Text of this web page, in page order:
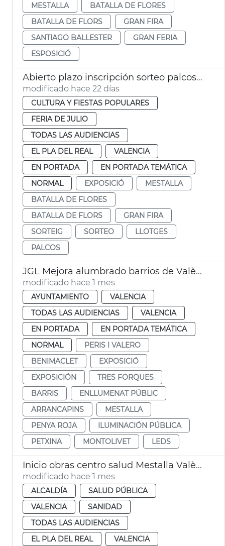
MESTALLA
BATALLA DE FLORES
BATALLA DE FLORS
GRAN FIRA
SANTIAGO BALLESTER
GRAN FERIA
ESPOSICIÓ
Abierto plazo inscripción sorteo palcos Batalla de Flores València
modificado hace 22 días
CULTURA Y FIESTAS POPULARES
FERIA DE JULIO
TODAS LAS AUDIENCIAS
EL PLA DEL REAL
VALENCIA
EN PORTADA
EN PORTADA TEMÁTICA
NORMAL
EXPOSICIÓ
MESTALLA
BATALLA DE FLORES
BATALLA DE FLORS
GRAN FIRA
SORTEIG
SORTEO
LLOTGES
PALCOS
JGL Mejora alumbrado barrios de València
modificado hace 1 mes
AYUNTAMIENTO
VALENCIA
TODAS LAS AUDIENCIAS
VALENCIA
EN PORTADA
EN PORTADA TEMÁTICA
NORMAL
PERIS I VALERO
BENIMACLET
EXPOSICIÓ
EXPOSICIÓN
TRES FORQUES
BARRIS
ENLLUMENAT PÚBLIC
ARRANCAPINS
MESTALLA
PENYA ROJA
ILUMINACIÓN PÚBLICA
PETXINA
MONTOLIVET LEDS
Inicio obras centro salud Mestalla València
modificado hace 1 mes
ALCALDÍA
SALUD PÚBLICA
VALENCIA
SANIDAD
TODAS LAS AUDIENCIAS
EL PLA DEL REAL
VALENCIA